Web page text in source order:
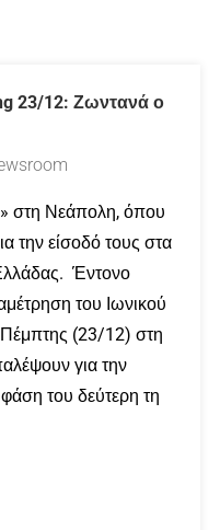
23/12: Ζωντανά ο
στη Νεάπολη, όπου
την είσοδό τους στα
Έντονο
του Ιωνικού
Πέμπτης (23/12) στη
για την
του δεύτερη τη